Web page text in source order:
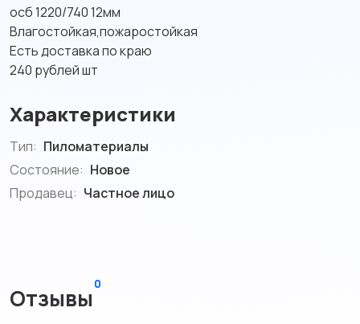
осб 1220/740 12мм
Влагостойкая,пожаростойкая
Есть доставка по краю
240 рублей шт
Характеристики
Тип: Пиломатериалы
Состояние: Новое
Продавец: Частное лицо
Отзывы
0